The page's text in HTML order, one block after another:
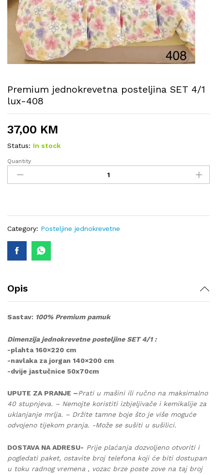
Premium jednokrevetna posteljina SET 4/1
lux-408
37,00 KM
Status: In stock
Premium
jednokrevetna
posteljina
lux-
408
Quantity
Category: Posteljine jednokrevetne
Opis
Sastav: 100% Premium pamuk
Dimenzija jednokrevetne posteljine SET 4/1 :
-plahta 160×220 cm
-navlaka za jorgan 140×200 cm
-dvije jastučnice 50x70cm
UPUTE ZA PRANJE –Prati u mašini ili ručno na maksimalno
40 stupnjeva. – Nemojte koristiti izbjeljivače i kemikalije za
uklanjanje mrlja. – Držite tamne boje što je više moguće
odvojeno tijekom pranja. -Može se sušiti u sušilici.
DOSTAVA NA ADRESU- Prije plaćanja dozvoljeno otvoriti i
pogledati paket, ostavite broj telefona koji će biti dostupan
u toku radnog vremena , vozac brze poste zove na taj broj